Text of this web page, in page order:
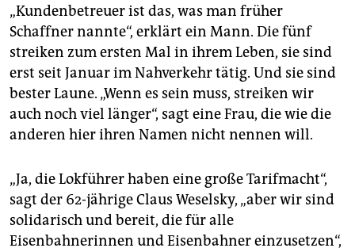
„Kundenbetreuer ist das, was man früher
Schaffner nannte“, erklärt ein Mann. Die fünf
streiken zum ersten Mal in ihrem Leben, sie sind
erst seit Januar im Nahverkehr tätig. Und sie sind
bester Laune. „Wenn es sein muss, streiken wir
auch noch viel länger“, sagt eine Frau, die wie die
anderen hier ihren Namen nicht nennen will.
„Ja, die Lokführer haben eine große Tarifmacht“,
sagt der 62-jährige Claus Weselsky, „aber wir sind
solidarisch und bereit, die für alle
Eisenbahnerinnen und Eisenbahner einzusetzen“,